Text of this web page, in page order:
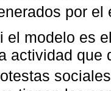
por el
el modelo es
actividad que